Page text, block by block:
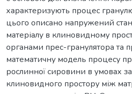
характеризують процес
цього описано напружений
матеріалу в клиновидному
органами прес-гранулятора та
математичну модель процесу
рослинної сировини в умовах
клиновидного простору між